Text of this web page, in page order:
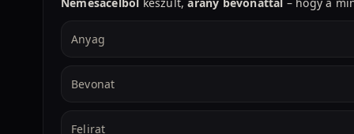
Nemesacélból készült,arany bevonattal – hogy a
Anyag
Bevonat
Felirat